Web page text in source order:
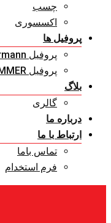
چسب
اکسسوری
پروفیل ها
پروفیل Fenstermann
پروفیل HAMMER
بلاگ
گالری
درباره ما
ارتباط با ما
تماس باما
فرم استخدام